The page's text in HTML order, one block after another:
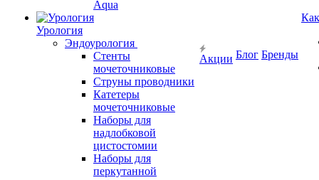
Aqua
Урология
Эндоурология
Стенты
мочеточниковые
Струны проводники
Катетеры
мочеточниковые
Наборы для
надлобковой
цистостомии
Наборы для
перкутанной
Акции Блог Бренды